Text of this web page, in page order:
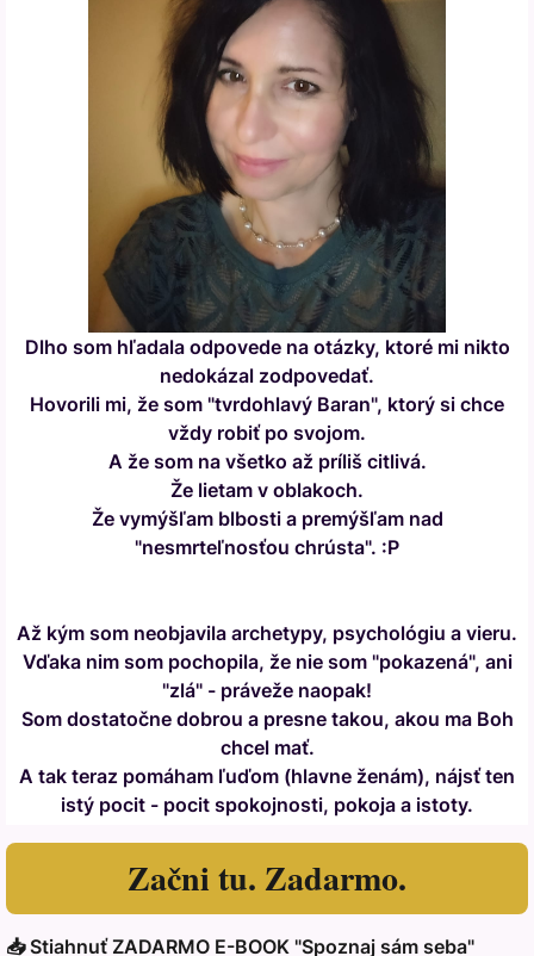
Dlho som hľadala odpovede na otázky, ktoré mi nikto
nedokázal zodpovedať.
Hovorili mi, že som "tvrdohlavý Baran", ktorý si chce
vždy robiť po svojom.
A že som na všetko až príliš citlivá.
Že lietam v oblakoch.
Že vymýšľam blbosti a premýšľam nad
"nesmrteľnosťou chrústa". :P
Až kým som neobjavila archetypy, psychológiu a vieru.
Vďaka nim som pochopila, že nie som "pokazená", ani
"zlá" - práveže naopak!
Som dostatočne dobrou a presne takou, akou ma Boh
chcel mať.
A tak teraz pomáham ľuďom (hlavne ženám), nájsť ten
istý pocit - pocit spokojnosti, pokoja a istoty.
Začni tu. Zadarmo.
📥 Stiahnuť ZADARMO E-BOOK "Spoznaj sám seba"